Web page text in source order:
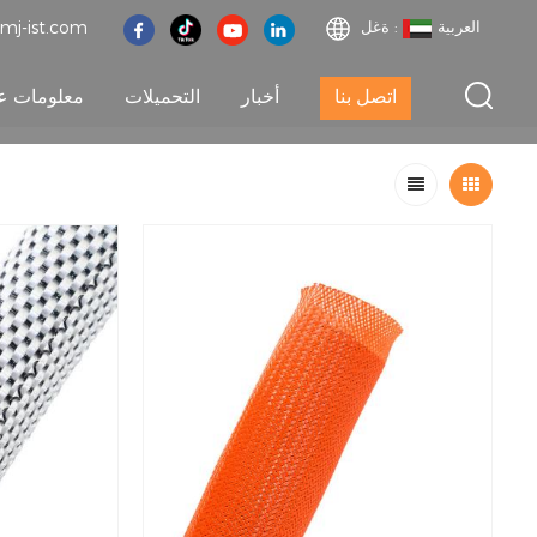
ةغل : العربية ist.com
معلومات التحميلات أخبار اتصل بنا